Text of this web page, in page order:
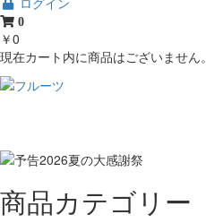
0
￥0
現在カート内に商品はございません。
商品カテゴリー